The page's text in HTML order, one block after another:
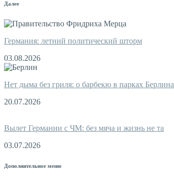
Далее
Германия: летний политический шторм
03.08.2026
Нет дыма без гриля: о барбекю в парках Берлина
20.07.2026
Вылет Германии с ЧМ: без мяча и жизнь не та
03.07.2026
Дополнительное меню